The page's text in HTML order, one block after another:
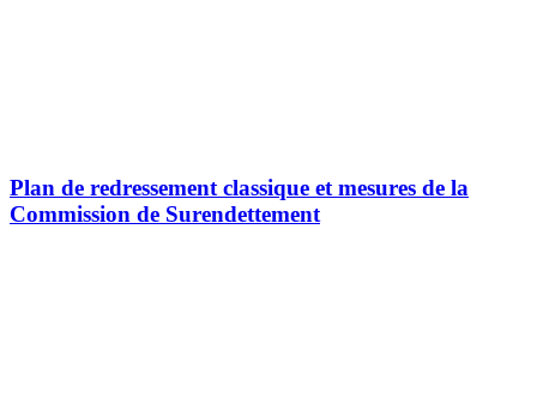
Plan de redressement classique et mesures de la
Commission de Surendettement